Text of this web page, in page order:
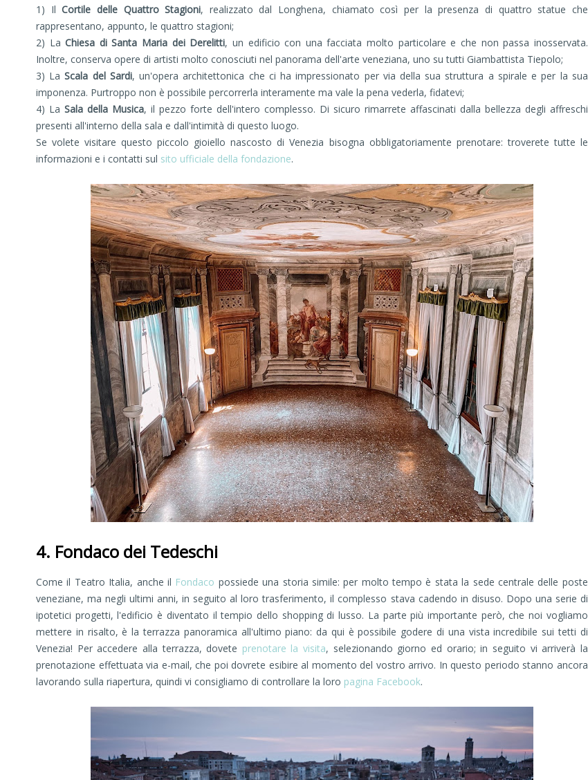
1) IlCortile delle Quattro Stagioni, realizzato dal Longhena, chiamato così per la presenza di quattro statue che
rappresentano, appunto, le quattro stagioni;
2) LaChiesa di Santa Maria dei Derelitti, un edificio con una facciata molto particolare e che non passa inosservata.
Inoltre, conserva opere di artisti molto conosciuti nel panorama dell'arte veneziana, uno su tutti Giambattista Tiepolo;
3) LaScala del Sardi, un'opera architettonica che ci ha impressionato per via della sua struttura a spirale e per la sua
imponenza. Purtroppo non è possibile percorrerla interamente ma vale la pena vederla, fidatevi;
4) La Sala della Musica, il pezzo forte dell'intero complesso. Di sicuro rimarrete affascinati dalla bellezza degli affreschi
presenti all'interno della sala e dall'intimità di questo luogo.
Se volete visitare questo piccolo gioiello nascosto di Venezia bisogna obbligatoriamente prenotare: troverete tutte le
informazioni e i contatti sul sito ufficiale della fondazione.
4. Fondaco dei Tedeschi
Come il Teatro Italia, anche il Fondaco possiede una storia simile: per molto tempo è stata la sede centrale delle poste
veneziane, ma negli ultimi anni, in seguito al loro trasferimento, il complesso stava cadendo in disuso. Dopo una serie di
ipotetici progetti, l'edificio è diventato il tempio dello shopping di lusso. La parte più importante però, che noi vogliamo
mettere in risalto, è la terrazza panoramica all'ultimo piano: da qui è possibile godere di una vista incredibile sui tetti di
Venezia! Per accedere alla terrazza, dovete prenotare la visita, selezionando giorno ed orario; in seguito vi arriverà la
prenotazione effettuata via e-mail, che poi dovrete esibire al momento del vostro arrivo. In questo periodo stanno ancora
lavorando sulla riapertura, quindi vi consigliamo di controllare la loro pagina Facebook.